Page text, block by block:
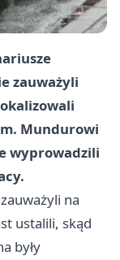
zauważyli
Mundurowi
wyprowadzili
na
ustalili, skąd
były